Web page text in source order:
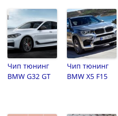
Чип тюнинг
BMW G32 GT
Чип тюнинг
BMW X5 F15